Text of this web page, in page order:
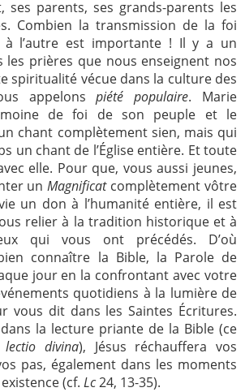
ses parents, ses grands-parents les
Combien la transmission de la foi
à l’autre est importante ! Il y a un
les prières que nous enseignent nos
spiritualité vécue dans la culture des
appelonspiété populaire. Marie
de foi de son peuple et le
chant complètement sien, mais qui
un chant de l’Église entière. Et toute
elle. Pour que, vous aussi jeunes,
unMagnificatcomplètement vôtre
un don à l’humanité entière, il est
relier à la tradition historique et à
qui vous ont précédés. D’où
connaître la Bible, la Parole de
jour en la confrontant avec votre
quotidiens à la lumière de
vous dit dans les Saintes Écritures.
la lecture priante de la Bible (ce
lectio divina), Jésus réchauffera vos
pas, également dans les moments
(cf. Lc24, 13-35).